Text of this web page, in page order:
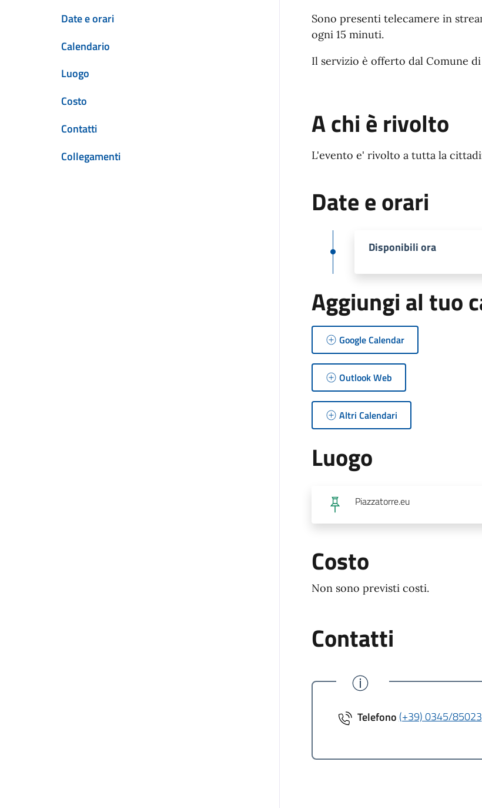
Date e orari
Calendario
Luogo
Costo
Contatti
Collegamenti
Sono presenti telecamere in
ogni 15 minuti.
Il servizio è offerto dal Comune
A chi è rivolto
L'evento e' rivolto a tutta la
Date e orari
Disponibili ora
Aggiungi al tuo
Google Calendar
Outlook Web
Altri Calendari
Luogo
Piazzatorre.eu
Costo
Non sono previsti costi.
Contatti
Telefono(+39) 0345/85023